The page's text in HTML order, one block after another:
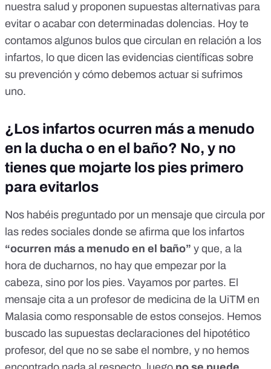
nuestra salud y proponen supuestas alternativas para
evitar o acabar con determinadas dolencias. Hoy te
contamos algunos bulos que circulan en relación a los
infartos, lo que dicen las evidencias científicas sobre
su prevención y cómo debemos actuar si sufrimos
uno.
¿Los infartos ocurren más a menudo
en la ducha o en el baño? No, y no
tienes que mojarte los pies primero
para evitarlos
Nos habéis preguntado por un mensaje que circula por
las redes sociales donde se afirma que los infartos
“ocurren más a menudo en el baño” y que, a la
hora de ducharnos, no hay que empezar por la
cabeza, sino por los pies. Vayamos por partes. El
mensaje cita a un profesor de medicina de la UiTM en
Malasia como responsable de estos consejos. Hemos
buscado las supuestas declaraciones del hipotético
profesor, del que no se sabe el nombre, y no hemos